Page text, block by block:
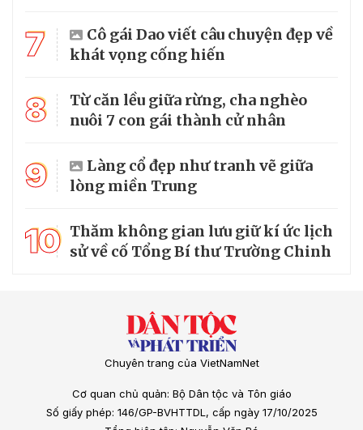
7
Cô gái Dao viết câu chuyện đẹp về
khát vọng cống hiến
8
Từ căn lều giữa rừng, cha nghèo
nuôi 7 con gái thành cử nhân
9
Làng cổ đẹp như tranh vẽ giữa
lòng miền Trung
10 Thăm không gian lưu giữ kí ức lịch
sử về cố Tổng Bí thư Trường Chinh
Chuyên trang của VietNamNet
Cơ quan chủ quản: Bộ Dân tộc và Tôn giáo
Số giấy phép: 146/GP-BVHTTDL, cấp ngày 17/10/2025